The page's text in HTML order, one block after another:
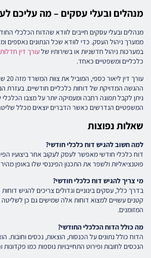
מנהלים ובעלי עסקים – מה עליכם
מנהלים ובעלי עסקים חייבים לוודא שהדוח הכלכלי
ממערך ניהול העסק. כדי לוודא שכל הנתונים נאספים
במערכות ניהול חדשניות או בשירותיו שלעורך דין חדלות
כלכליים ומשפטיים כאחד.
ההגשה המדויקת של דוחות כלכליים חודשיים. בעזרת
ניתן לקבל תמונה רחבה ומעמיקה יותר על מצבו
המשפטיים הנדרשים כאשר הדברים יוצאים מכלל
שאלות נפוצות
למה חשוב להגיש דוח כלכלי חודשי?
דוח כלכלי חודשי מאפשר לעסק לעקוב אחר ביצועיו
פוטנציאליות ולשפר את התכנון הפיננסי שלו באופן מהיר
מי צריך להגיש דוח כלכלי חודשי?
בדרך כלל, עסקים בינוניים וגדולים צריכים להגיש
קטנים עשויים למצוא דוחות אלה שמישים גם כן לשליטה
המזומנים.
מה כולל הדוח הכלכלי החודשי?
הדוח כולל נתונים על הכנסות, הוצאות, נכסים וחובות.
הנכסים לחובות ופירוט התחייבויות נוספות כמו